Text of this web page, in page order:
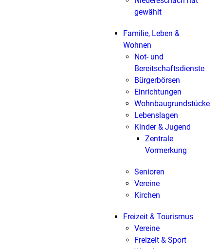
gewählt
Familie, Leben &
Wohnen
Not- und
Bereitschaftsdienste
Bürgerbörsen
Einrichtungen
Wohnbaugrundstücke
Lebenslagen
Kinder & Jugend
Zentrale
Vormerkung
Senioren
Vereine
Kirchen
Freizeit & Tourismus
Vereine
Freizeit & Sport